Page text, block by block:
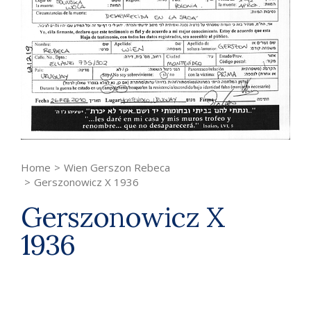
Home > Wien Gerszon Rebeca
> Gerszonowicz X 1936
Gerszonowicz X
1936